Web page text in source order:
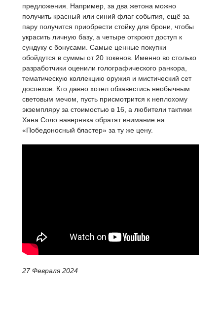
предложения. Например, за два жетона можно
получить красный или синий флаг события, ещё за
пару получится приобрести стойку для брони, чтобы
украсить личную базу, а четыре откроют доступ к
сундуку с бонусами. Самые ценные покупки
обойдутся в суммы от 20 токенов. Именно во столько
разработчики оценили голографического ранкора,
тематическую коллекцию оружия и мистический сет
доспехов. Кто давно хотел обзавестись необычным
световым мечом, пусть присмотрится к неплохому
экземпляру за стоимостью в 16, а любители тактики
Хана Соло наверняка обратят внимание на
«Победоносный бластер» за ту же цену.
27 Февраля 2024